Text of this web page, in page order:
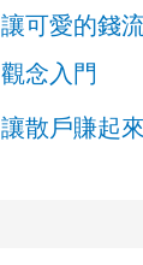
讓可愛的錢
觀念入門
讓散戶賺起來